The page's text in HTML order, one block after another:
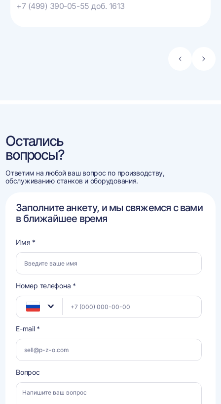
+7 (499) 390-05-55 доб. 1613
Стрелка
Остались
вопросы?
Ответим на любой ваш вопрос по производству,
обслуживанию станков и оборудования.
Заполните анкету, и мы свяжемся с вами
в ближайшее время
Имя *
Номер телефона *
E-mail *
Вопрос